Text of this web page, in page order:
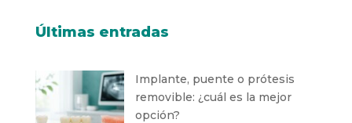
Últimas entradas
Implante, puente o prótesis
removible: ¿cuál es la mejor
opción?